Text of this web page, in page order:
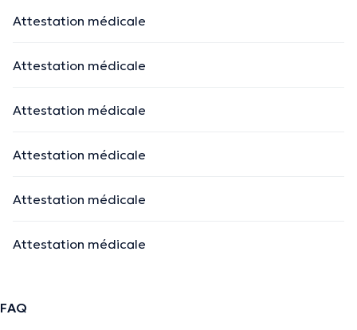
Attestation médicale
Attestation médicale
Attestation médicale
Attestation médicale
Attestation médicale
Attestation médicale
FAQ